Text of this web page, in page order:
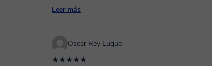
Leer más
Oscar Rey Luque
★★★★★